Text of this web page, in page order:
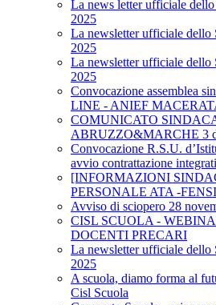
La news letter ufficiale
2025
La newsletter ufficiale dello
2025
La newsletter ufficiale dello
2025
Convocazione assemblea
LINE - ANIEF
COMUNICATO
ABRUZZO&MARCHE 3
Convocazione R.S.U.
avvio contrattazione
[INFORMAZIONI
PERSONALE ATA -
Avviso di sciopero 28
CISL SCUOLA -
DOCENTI PRECARI
La newsletter ufficiale dello
2025
A scuola, diamo forma al
Cisl Scuola